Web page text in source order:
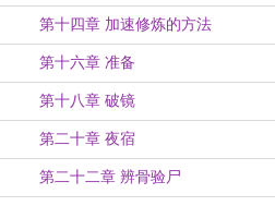
第十四章 加速修炼的方法
第十六章 准备
第十八章 破镜
第二十章 夜宿
第二十二章 辨骨验尸